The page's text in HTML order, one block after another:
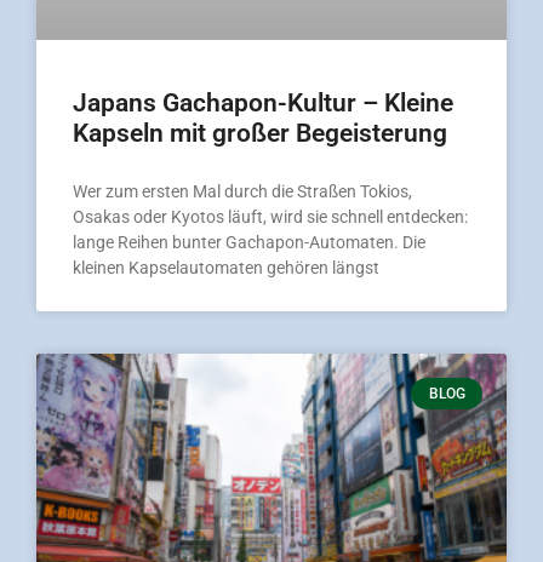
Japans Gachapon-Kultur – Kleine
Kapseln mit großer Begeisterung
Wer zum ersten Mal durch die Straßen Tokios,
Osakas oder Kyotos läuft, wird sie schnell entdecken:
lange Reihen bunter Gachapon-Automaten. Die
kleinen Kapselautomaten gehören längst
BLOG